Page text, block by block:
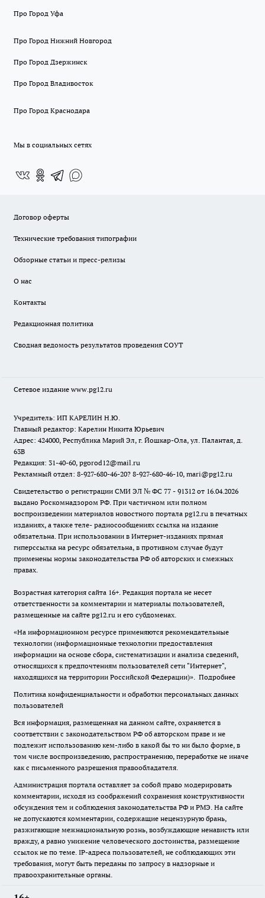
Про Город Уфа
Про Город Нижний Новгород
Про Город Дзержинск
Про Город Владивосток
Про Город Краснодара
Мы в социальных сетях
Договор оферты
Технические требования типографии
Обзорные статьи и пресс-релизы
О нас
Контакты
Редакционная политика
Сводная ведомость результатов проведения СОУТ
Сетевое издание www.pg12.ru
Учредитель: ИП КАРЕЛИН Н.Ю.
Главный редактор: Карелин Никита Юрьевич
Адрес: 424000, Республика Марий Эл, г. Йошкар-Ола, ул. Палантая, д.
63В
Редакция: 31-40-60, pgorod12@mail.ru
Рекламный отдел: 8-927-680-46-20? 8-927-680-46-10, mari@pg12.ru
Свидетельство о регистрации СМИ ЭЛ № ФС 77 - 91312 от 16.04.2026
выдано Роскомнадзором РФ. При частичном или полном
воспроизведении материалов новостного портала pg12.ru в печатных
изданиях, а также теле- радиосообщениях ссылка на издание
обязательна. При использовании в Интернет-изданиях прямая
гиперссылка на ресурс обязательна, в противном случае будут
применены нормы законодательства РФ об авторских и смежных
правах.
Возрастная категория сайта 16+. Редакция портала не несет
ответственности за комментарии и материалы пользователей,
размещенные на сайте pg12.ru и его субдоменах.
«На информационном ресурсе применяются рекомендательные
технологии (информационные технологии предоставления
информации на основе сбора, систематизации и анализа сведений,
относящихся к предпочтениям пользователей сети "Интернет",
находящихся на территории Российской Федерации)». Подробнее
Политика конфиденциальности и обработки персональных данных
пользователей
Вся информация, размещенная на данном сайте, охраняется в
соответствии с законодательством РФ об авторском праве и не
подлежит использованию кем-либо в какой бы то ни было форме, в
том числе воспроизведению, распространению, переработке не иначе
как с письменного разрешения правообладателя.
Администрация портала оставляет за собой право модерировать
комментарии, исходя из соображений сохранения конструктивности
обсуждения тем и соблюдения законодательства РФ и РМЭ. На сайте
не допускаются комментарии, содержащие нецензурную брань,
разжигающие межнациональную рознь, возбуждающие ненависть или
вражду, а равно унижение человеческого достоинства, размещение
ссылок не по теме. IP-адреса пользователей, не соблюдающих эти
требования, могут быть переданы по запросу в надзорные и
правоохранительные органы.